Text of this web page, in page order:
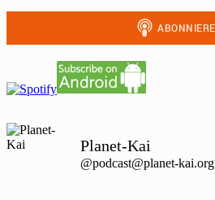
Planet-Kai
@podcast@planet-kai.org